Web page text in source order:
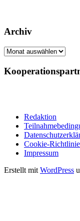
Archiv
Archiv
Redaktion
Cookie-
Impressum
Erstellt mit WordPress